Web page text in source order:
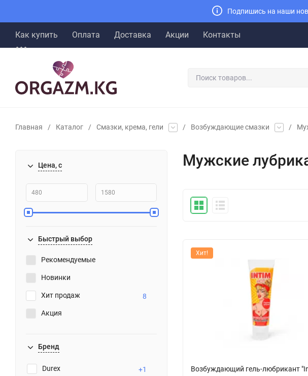
Подпишись на наши
Как купить Оплата Доставка Акции Контакты
Главная / Каталог / Смазки, крема, гели / Возбуждающие смазки /
Цена, с
Быстрый выбор
Рекомендуемые
Новинки
Хит продаж
8
Акция
Бренд
Durex
+1
Мужские
Хит!
Возбуждающий гель-любрикант